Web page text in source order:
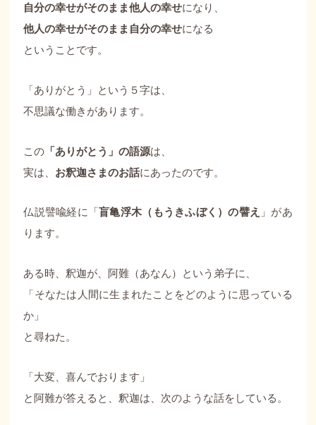
自分の幸せがそのまま他人の幸せになり、
他人の幸せがそのまま自分の幸せになる
ということです。
「ありがとう」という５字は、
不思議な働きがあります。
この 「ありがとう」の語源は、
実は、 お釈迦さまのお話にあったのです。
仏説譬喩経に「盲亀浮木（もうきふぼく）の譬え 」があ
ります。
ある時、釈迦が、阿難（あなん）という弟子に、
「そなたは人間に生まれたことをどのように思っている
か」
と尋ねた。
「大変、喜んでおります」
と阿難が答えると、釈迦は、次のような話をしている。